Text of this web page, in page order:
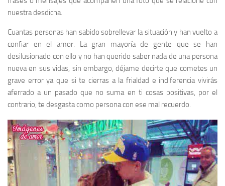
nuestra desdicha.
Cuantas personas han sabido sobrellevar la situación y han vuelto a
confiar en el amor. La gran mayoría de gente que se han
desilusionado con ello y no han querido saber nada de una persona
nueva en sus vidas, sin embargo, déjame decirte que cometes un
grave error ya que si te cierras a la frialdad e indiferencia vivirás
aferrado a un pasado que no suma en ti cosas positivas, por el
contrario, te desgasta como persona con ese mal recuerdo.